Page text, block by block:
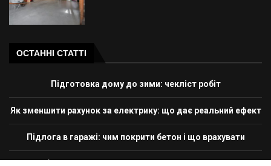
ОСТАННІ СТАТТІ
Підготовка дому до зими: чекліст робіт
Як зменшити рахунок за електрику: що дає реальний ефект
Підлога в гаражі: чим покрити бетон і що врахувати